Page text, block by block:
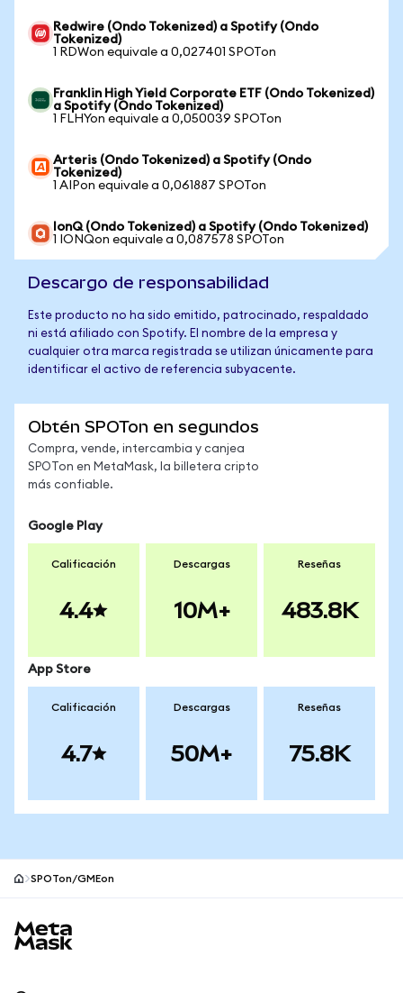
Redwire (Ondo Tokenized) a Spotify (Ondo
Tokenized)
1 RDWon equivale a 0,027401 SPOTon
Franklin High Yield Corporate ETF (Ondo Tokenized)
a Spotify (Ondo Tokenized)
1 FLHYon equivale a 0,050039 SPOTon
Arteris (Ondo Tokenized) a Spotify (Ondo
Tokenized)
1 AIPon equivale a 0,061887 SPOTon
IonQ (Ondo Tokenized) a Spotify (Ondo Tokenized)
1 IONQon equivale a 0,087578 SPOTon
Descargo de responsabilidad
Este producto no ha sido emitido, patrocinado, respaldado
ni está afiliado con Spotify. El nombre de la empresa y
cualquier otra marca registrada se utilizan únicamente para
identificar el activo de referencia subyacente.
Obtén SPOTon en segundos
Compra, vende, intercambia y canjea
SPOTon en MetaMask, la billetera cripto
más confiable.
Google Play
Calificación
4.4
Descargas
10M+
Reseñas
483.8K
App Store
Calificación
4.7
Descargas
50M+
Reseñas
75.8K
SPOTon/GMEon